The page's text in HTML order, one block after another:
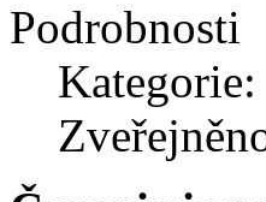
Podrobnosti